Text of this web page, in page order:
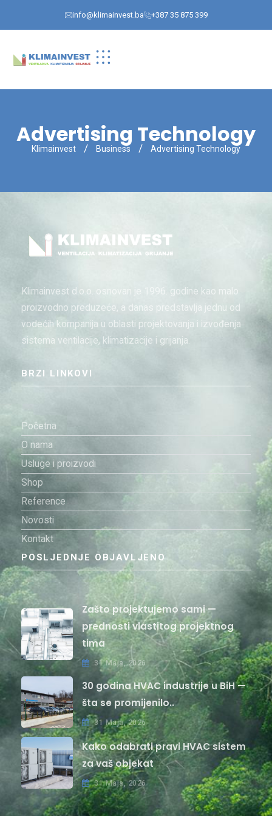
info@klimainvest.ba +387 35 875 399
Advertising Technology
Klimainvest Business Advertising Technology
Klimainvest d.o.o. osnovan je 1996. godine kao malo
proizvodno preduzeće, a danas predstavlja jednu od
vodećih kompanija u oblasti projektovanja i izvođenja
sistema ventilacije, klimatizacije i grijanja.
BRZI LINKOVI
Početna
O nama
Usluge i proizvodi
Shop
Reference
Novosti
Kontakt
POSLJEDNJE OBJAVLJENO
Zašto projektujemo sami —
prednosti vlastitog projektnog
tima
31 Maja, 2026
30 godina HVAC industrije u BiH —
šta se promijenilo..
31 Maja, 2026
Kako odabrati pravi HVAC sistem
za vaš objekat
31 Maja, 2026